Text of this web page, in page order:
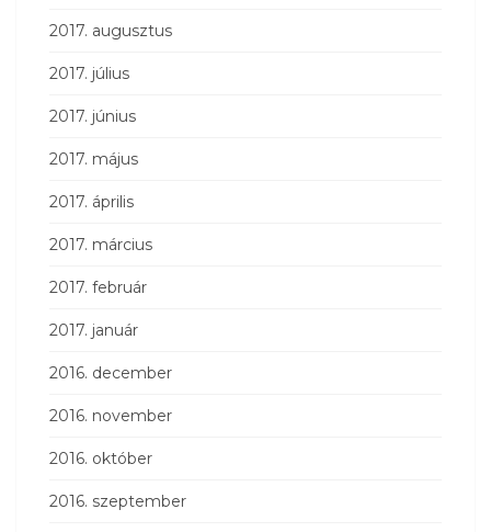
2017. augusztus
2017. július
2017. június
2017. május
2017. április
2017. március
2017. február
2017. január
2016. december
2016. november
2016. október
2016. szeptember